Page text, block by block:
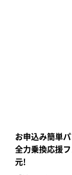
お申込み簡単
全力乗換応援
元!